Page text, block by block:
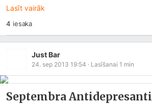
Lasīt vairāk
4 iesaka
Just Bar
24. sep 2013 19:54 · Lasīšanai 1 min
Septembra Antidepresanti